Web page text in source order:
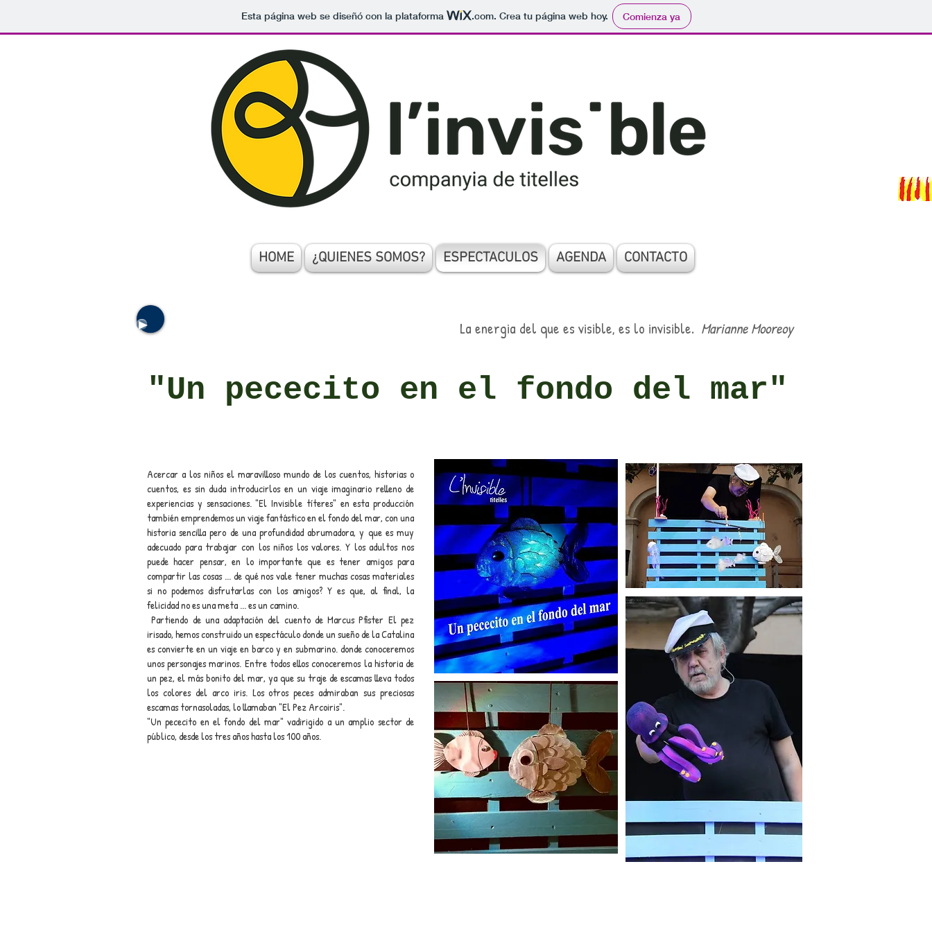
Esta página web se diseñó con la plataforma .com. Crea tu página web hoy. Comienza ya
HOME ¿QUIENES SOMOS? ESPECTACULOS AGENDA CONTACTO
La energia del que es visible, es lo invisible. Marianne Mooreoy
"Un pececito en el fondo del mar"
Acercar a los niños el maravilloso mundo de los cuentos, historias o
cuentos, es sin duda introducirlos en un viaje imaginario relleno de
experiencias y sensaciones. "El Invisible títeres" en esta producción
también emprendemos un viaje fantástico en el fondo del mar, con una
historia sencilla pero de una profundidad abrumadora, y que es muy
adecuado para trabajar con los niños los valores. Y los adultos nos
puede hacer pensar, en lo importante que es tener amigos para
compartir las cosas ... de qué nos vale tener muchas cosas materiales
si no podemos disfrutarlas con los amigos? Y es que, al final, la
felicidad no es una meta ... es un camino.
Partiendo de una adaptación del cuento de Marcus Pfister El pez
irisado, hemos construido un espectáculo donde un sueño de la Catalina
es convierte en un viaje en barco y en submarino. donde conoceremos
unos personajes marinos. Entre todos ellos conoceremos la historia de
un pez, el más bonito del mar, ya que su traje de escamas lleva todos
los colores del arco iris. Los otros peces admiraban sus preciosas
escamas tornasoladas, lo llamaban "El Pez Arcoiris".
"Un pececito en el fondo del mar" vadirigido a un amplio sector de
público, desde los tres años hasta los 100 años.